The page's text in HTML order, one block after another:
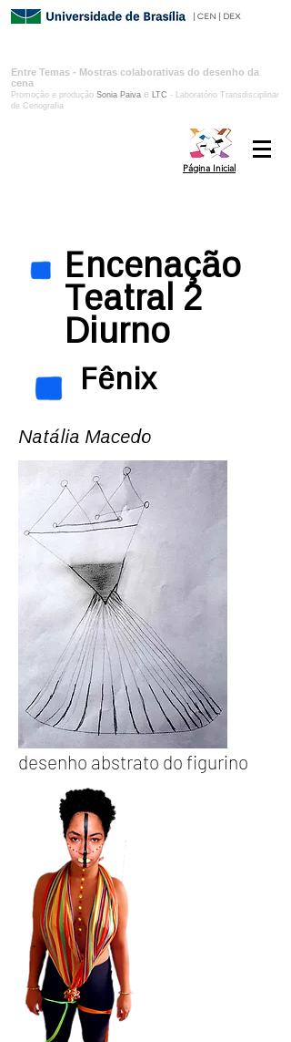
| CEN | DEX
Entre Temas​​ - Mostras colaborativas do desenho da
cena
Promoção e produção Sonia Paiva e LTC - Laboratório Transdisciplinar
de Cenografia
Página Inicial
Natália Macedo
desenho abstrato do figurino
Encenação
Teatral 2
Diurno
Fênix